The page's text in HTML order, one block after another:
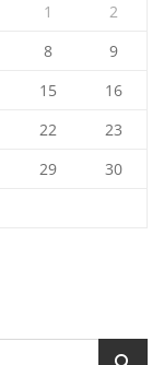
1
2
8
9
15
16
22
23
29
30